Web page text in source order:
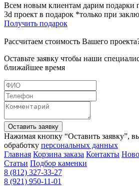
Всем новым клиентам дарим подарки
3d проект в подарок *только при
Получить подарок
Рассчитаем стоимость Вашего
Оставьте заявку чтобы наши
ближайшее время
Оставить заявку
Нажимая кнопку “Оставить заявку”,
обработку персональных данных
Главная Корзина заказа Контакты
Статьи Подбор каменки
8 (812) 327-33-27
8 (921) 950-11-01